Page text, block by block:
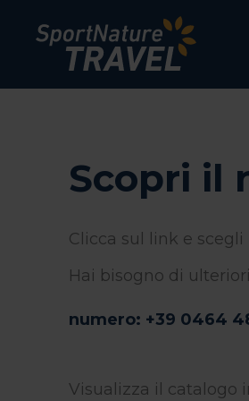
Scopri il
Clicca sul link e
Hai bisogno di
numero: +39 0464
Visualizza il catalogo